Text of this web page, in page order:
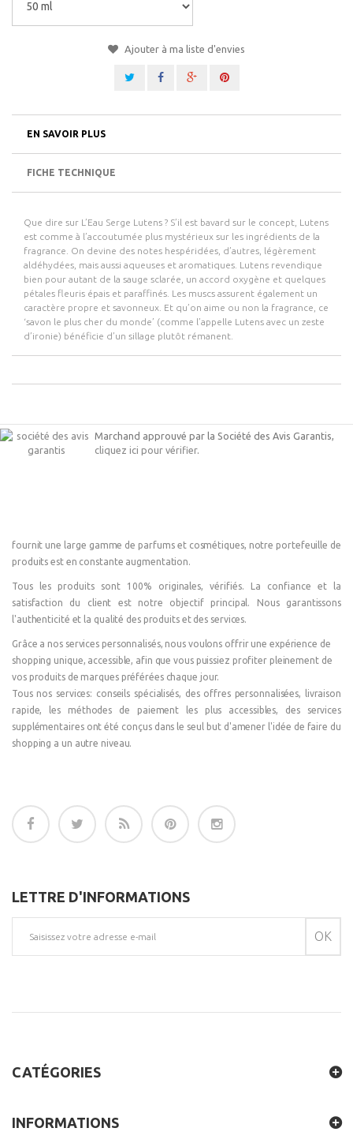
Ajouter à ma liste d'envies
EN SAVOIR PLUS
FICHE TECHNIQUE
Que dire sur L’Eau Serge Lutens ? S’il est bavard sur le concept, Lutens
est comme à l’accoutumée plus mystérieux sur les ingrédients de la
fragrance. On devine des notes hespéridées, d’autres, légèrement
aldéhydées, mais aussi aqueuses et aromatiques. Lutens revendique
bien pour autant de la sauge sclarée, un accord oxygène et quelques
pétales fleuris épais et paraffinés. Les muscs assurent également un
caractère propre et savonneux. Et qu’on aime ou non la fragrance, ce
‘savon le plus cher du monde’ (comme l’appelle Lutens avec un zeste
d’ironie) bénéficie d’un sillage plutôt rémanent.
Marchand approuvé par la Société des Avis Garantis,
cliquez ici pour vérifier.
fournit une large gamme de parfums et cosmétiques, notre portefeuille de
produits est en constante augmentation.
Tous les produits sont 100% originales, vérifiés. La confiance et la
satisfaction du client est notre objectif principal. Nous garantissons
l'authenticité et la qualité des produits et des services.
Grâce a nos services personnalisés, nous voulons offrir une expérience de
shopping unique, accessible, afin que vous puissiez profiter pleinement de
vos produits de marques préférées chaque jour.
Tous nos services: conseils spécialisés, des offres personnalisées, livraison
rapide, les méthodes de paiement les plus accessibles, des services
supplémentaires ont été conçus dans le seul but d'amener l'idée de faire du
shopping a un autre niveau.
LETTRE D'INFORMATIONS
OK
CATÉGORIES
INFORMATIONS